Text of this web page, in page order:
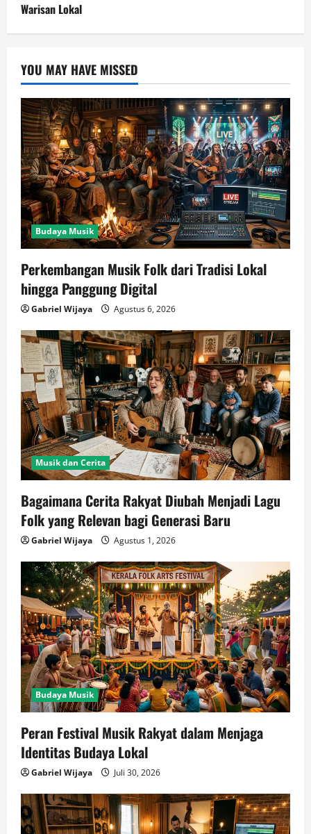
Warisan Lokal
YOU MAY HAVE MISSED
Budaya Musik
Perkembangan Musik Folk dari Tradisi Lokal
hingga Panggung Digital
Gabriel Wijaya Agustus 6, 2026
Musik dan Cerita
Bagaimana Cerita Rakyat Diubah Menjadi Lagu
Folk yang Relevan bagi Generasi Baru
Gabriel Wijaya Agustus 1, 2026
Budaya Musik
Peran Festival Musik Rakyat dalam Menjaga
Identitas Budaya Lokal
Gabriel Wijaya Juli 30, 2026